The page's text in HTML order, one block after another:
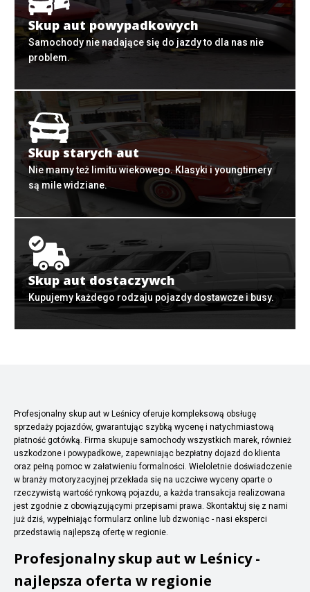
Skup aut powypadkowych
Samochody nie nadające się do jazdy to dla nas nie
problem.
Skup starych aut
Nie mamy też limitu wiekowego. Klasyki i youngtimery
są mile widziane.
Skup aut dostaczywch
Kupujemy każdego rodzaju pojazdy dostawcze i busy.
Profesjonalny skup aut w Leśnicy oferuje kompleksową obsługę
sprzedaży pojazdów, gwarantując szybką wycenę i natychmiastową
płatność gotówką. Firma skupuje samochody wszystkich marek, również
uszkodzone i powypadkowe, zapewniając bezpłatny dojazd do klienta
oraz pełną pomoc w załatwieniu formalności. Wieloletnie doświadczenie
w branży motoryzacyjnej przekłada się na uczciwe wyceny oparte o
rzeczywistą wartość rynkową pojazdu, a każda transakcja realizowana
jest zgodnie z obowiązującymi przepisami prawa. Skontaktuj się z nami
już dziś, wypełniając formularz online lub dzwoniąc - nasi eksperci
przedstawią najlepszą ofertę w regionie.
Profesjonalny skup aut w Leśnicy -
najlepsza oferta w regionie